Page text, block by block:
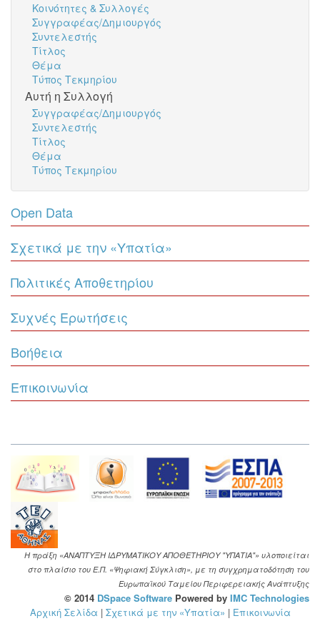
Κοινότητες & Συλλογές
Συγγραφέας/Δημιουργός
Συντελεστής
Τίτλος
Θέμα
Τύπος Τεκμηρίου
Αυτή η Συλλογή
Συγγραφέας/Δημιουργός
Συντελεστής
Τίτλος
Θέμα
Τύπος Τεκμηρίου
Open Data
Σχετικά με την «Υπατία»
Πολιτικές Αποθετηρίου
Συχνές Ερωτήσεις
Βοήθεια
Επικοινωνία
Η πράξη «ΑΝΑΠΤΥΞΗ ΙΔΡΥΜΑΤΙΚΟΥ ΑΠΟΘΕΤΗΡΙΟΥ "ΥΠΑΤΙΑ"» υλοποιείται
στο πλαίσιο του Ε.Π. «Ψηφιακή Σύγκλιση», με τη συγχρηματοδότηση του
Ευρωπαϊκού Ταμείου Περιφερειακής Ανάπτυξης
© 2014 DSpace Software Powered by IMC Technologies
Αρχική Σελίδα | Σχετικά με την «Υπατία» | Επικοινωνία